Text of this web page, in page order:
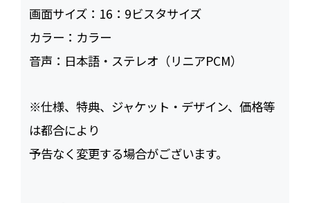
画面サイズ： 16：9ビスタサイズ
カラー： カラー
音声： 日本語・ステレオ（リニアPCM）
※仕様、特典、ジャケット・デザイン、価格等
は都合により
予告なく変更する場合がございます。